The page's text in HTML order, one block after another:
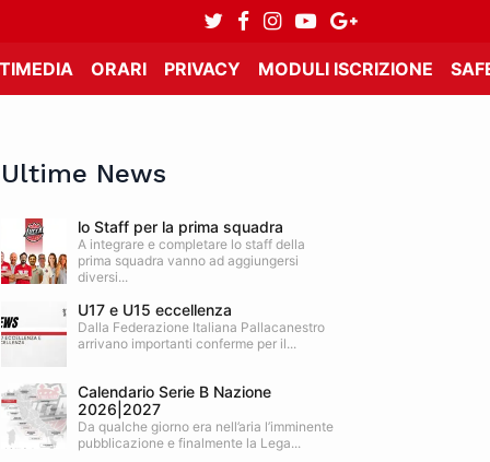
ORARI PRIVACY MODULI ISCRIZIONE
Ultime News
lo Staff per la prima squadra
A integrare e completare lo staff della
prima squadra vanno ad aggiungersi
diversi...
U17 e U15 eccellenza
Dalla Federazione Italiana Pallacanestro
arrivano importanti conferme per il...
Calendario Serie B Nazione
2026|2027
Da qualche giorno era nell’aria l’imminente
pubblicazione e finalmente la Lega...